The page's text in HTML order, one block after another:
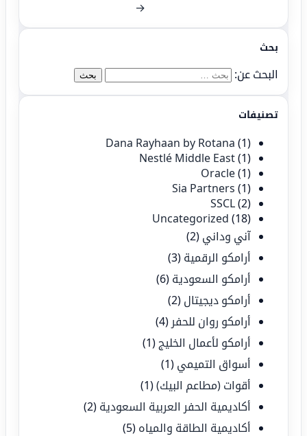
بحث
البحث عن:
تصنيفات
Dana Rayhaan by Rotana (1)
Nestlé Middle East(1)
Oracle(1)
Sia Partners (1)
SSCL(2)
Uncategorized (18)
آني وداني (2)
أرامكو الرقمية (3)
أرامكو السعودية (6)
أرامكو ديجيتال (2)
أرامكو روان للحفر (4)
أرامكو لأعمال الخليج (1)
أسواق التميمي (1)
أقوات (مطاعم البيك)(1)
أكاديمية الحفر العربية السعودية (2)
أكاديمية الطاقة والمياه (5)
→